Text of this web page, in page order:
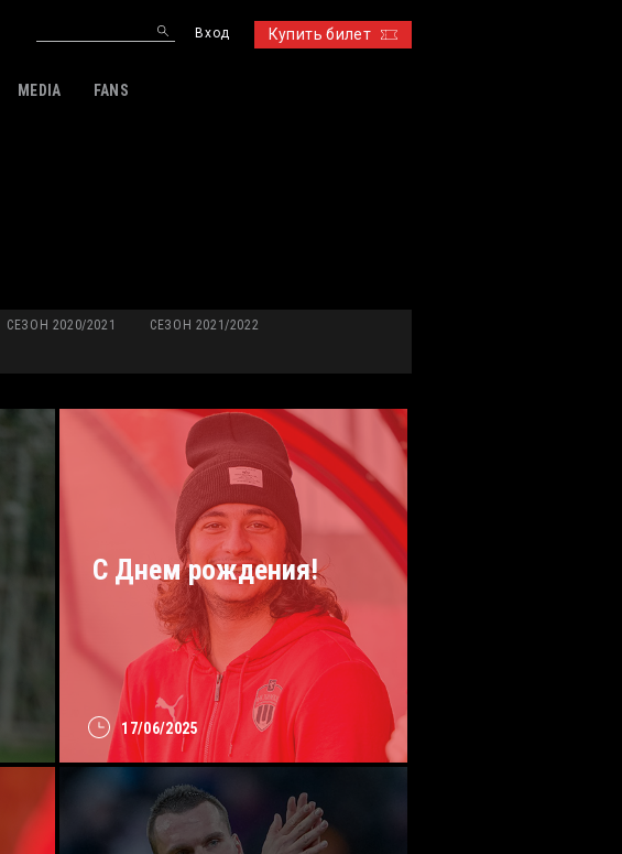
Купить билет
Вход
MEDIA FANS
СЕЗОН 2020/2021 СЕЗОН 2021/2022
17/06/2025
С Днем рождения!